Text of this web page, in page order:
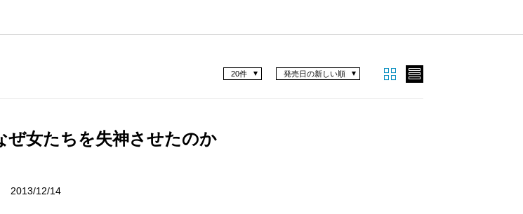
発売日の新しい順
20件
ぜ女たちを失神させたのか
2013/12/14